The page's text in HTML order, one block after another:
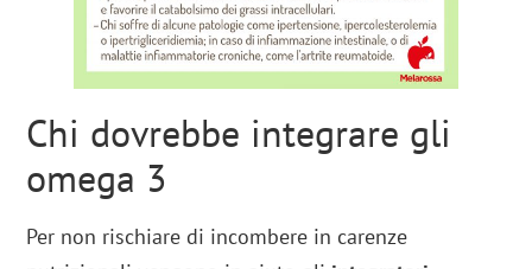
Chi dovrebbe integrare gli
omega 3
Per non rischiare di incombere in carenze